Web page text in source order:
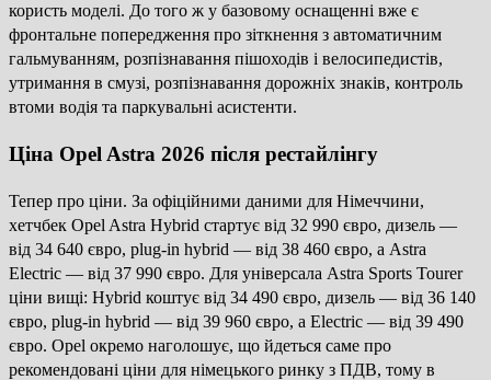
користь моделі. До того ж у базовому оснащенні вже є
фронтальне попередження про зіткнення з автоматичним
гальмуванням, розпізнавання пішоходів і велосипедистів,
утримання в смузі, розпізнавання дорожніх знаків, контроль
втоми водія та паркувальні асистенти.
Ціна Opel Astra 2026 після рестайлінгу
Тепер про ціни. За офіційними даними для Німеччини,
хетчбек Opel Astra Hybrid стартує від 32 990 євро, дизель —
від 34 640 євро, plug-in hybrid — від 38 460 євро, а Astra
Electric — від 37 990 євро. Для універсала Astra Sports Tourer
ціни вищі: Hybrid коштує від 34 490 євро, дизель — від 36 140
євро, plug-in hybrid — від 39 960 євро, а Electric — від 39 490
євро. Opel окремо наголошує, що йдеться саме про
рекомендовані ціни для німецького ринку з ПДВ, тому в